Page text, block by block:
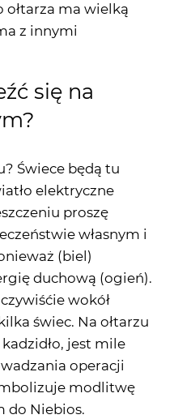
ołtarza ma wielką
z innymi
się na
Świece będą tu
elektryczne
proszę
własnym i
(biel)
duchową (ogień).
wokół
świec. Na ołtarzu
jest mile
operacji
modlitwę
do Niebios.